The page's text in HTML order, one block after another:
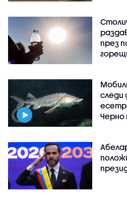
през
следи
Черно